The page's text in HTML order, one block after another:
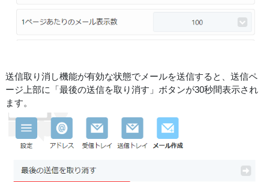
送信取り消し機能が有効な状態でメールを送信すると、送信ペ
ージ上部に「最後の送信を取り消す」ボタンが30秒間表示され
ます。